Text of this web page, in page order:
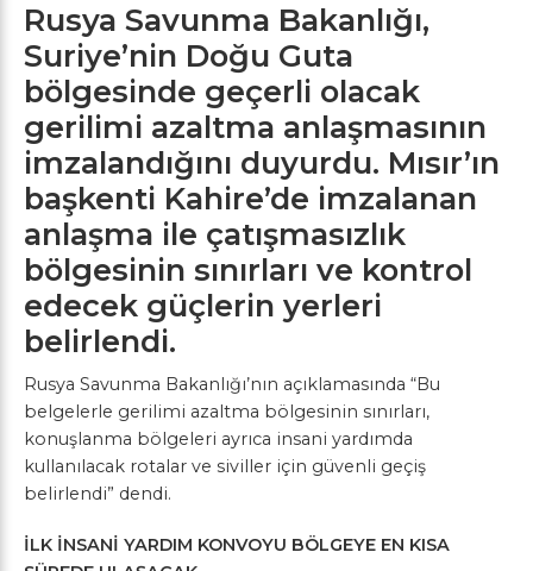
Rusya Savunma Bakanlığı,
Suriye’nin Doğu Guta
bölgesinde geçerli olacak
gerilimi azaltma anlaşmasının
imzalandığını duyurdu. Mısır’ın
başkenti Kahire’de imzalanan
anlaşma ile çatışmasızlık
bölgesinin sınırları ve kontrol
edecek güçlerin yerleri
belirlendi.
Rusya Savunma Bakanlığı’nın açıklamasında “Bu
belgelerle gerilimi azaltma bölgesinin sınırları,
konuşlanma bölgeleri ayrıca insani yardımda
kullanılacak rotalar ve siviller için güvenli geçiş
belirlendi” dendi.
İLK İNSANİ YARDIM KONVOYU BÖLGEYE EN KISA